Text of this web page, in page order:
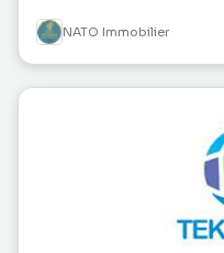
NATO Immobilier